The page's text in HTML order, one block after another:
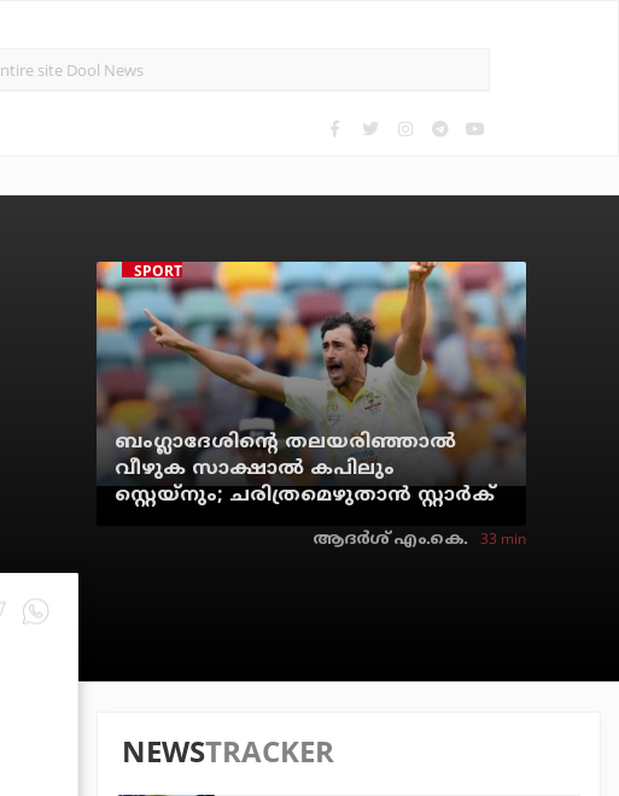
SPORTS NEWS
ബംഗ്ലാദേശിന്റെ തലയരിഞ്ഞാല്‍
വീഴുക സാക്ഷാല്‍ കപിലും
സ്റ്റെയ്‌നും; ചരിത്രമെഴുതാന്‍ സ്റ്റാര്‍ക്
ആദർശ് എം.കെ. 33 min
NEWSTRACKER